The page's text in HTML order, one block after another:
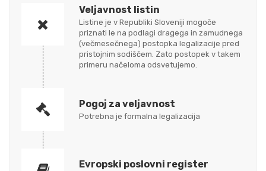
Veljavnost listin
Listine je v Republiki Sloveniji mogoče
priznati le na podlagi dragega in zamudnega
(večmesečnega) postopka legalizacije pred
pristojnim sodiščem. Zato postopek v takem
primeru načeloma odsvetujemo.
Pogoj za veljavnost
Potrebna je formalna legalizacija
Evropski poslovni register